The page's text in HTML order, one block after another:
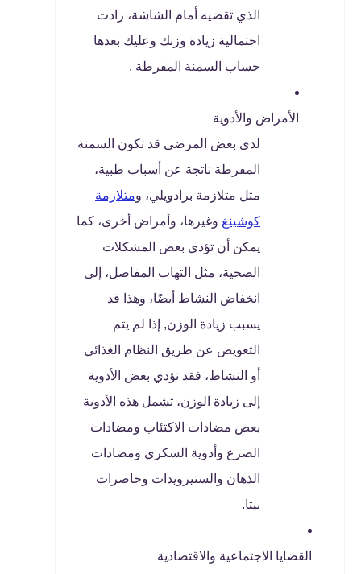
الذي تقضيه أمام الشاشة، زادت
احتمالية زيادة وزنك وعليك بعدها
حساب السمنة المفرطة .
الأمراض والأدوية
لدى بعض المرضى قد تكون السمنة
المفرطة ناتجة عن أسباب طبية،
مثل متلازمة برادويلي، ومتلازمة
كوشينغ وغيرها، وأمراض أخرى، كما
يمكن أن تؤدي بعض المشكلات
الصحية، مثل التهاب المفاصل، إلى
انخفاض النشاط أيضًا، وهذا قد
يسبب زيادة الوزن, إذا لم يتم
التعويض عن طريق النظام الغذائي
أو النشاط، فقد تؤدي بعض الأدوية
إلى زيادة الوزن، تشمل هذه الأدوية
بعض مضادات الاكتئاب ومضادات
الصرع وأدوية السكري ومضادات
الذهان والستيرويدات وحاصرات
بيتا.
القضايا الاجتماعية والاقتصادية